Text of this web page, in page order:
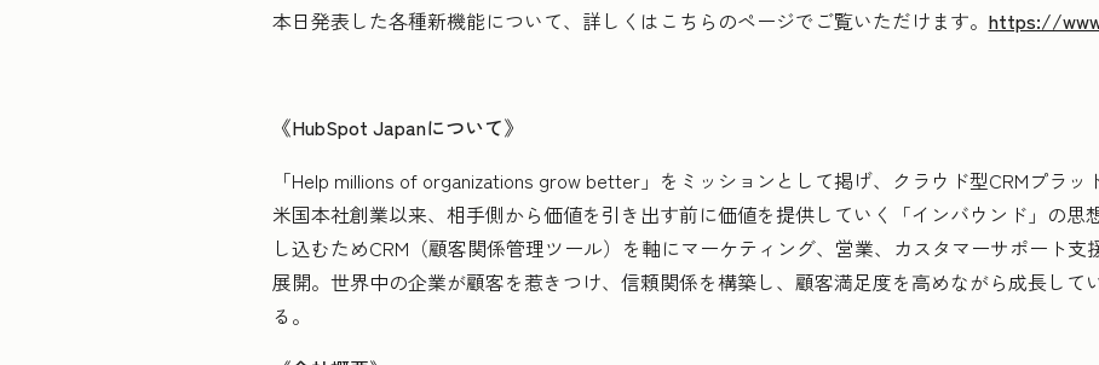
本日発表した各種新機能について、詳しくはこちらのページでご覧いただけます。 https://
《HubSpot Japanについて》
「Help millions of organizations grow better」をミッションとして掲げ、クラウド型CRMプラッ
米国本社創業以来、相手側から価値を引き出す前に価値を提供していく「インバウンド」の思
し込むためCRM（顧客関係管理ツール）を軸にマーケティング、営業、カスタマーサポート支
展開。世界中の企業が顧客を惹きつけ、信頼関係を構築し、顧客満足度を高めながら成長して
る。